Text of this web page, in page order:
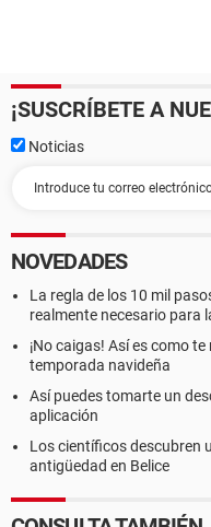
¡SUSCRÍBETE A
Noticias
NOVEDADES
La regla de los 10 mil
realmente necesario para
¡No caigas! Así es como
temporada navideña
Así puedes tomarte un
aplicación
Los científicos descubren
antigüedad en Belice